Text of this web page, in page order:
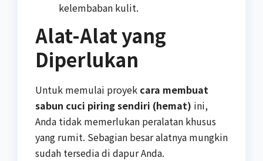
kelembaban kulit.
Alat-Alat yang
Diperlukan
Untuk memulai proyek cara membuat
sabun cuci piring sendiri (hemat) ini,
Anda tidak memerlukan peralatan khusus
yang rumit. Sebagian besar alatnya mungkin
sudah tersedia di dapur Anda.